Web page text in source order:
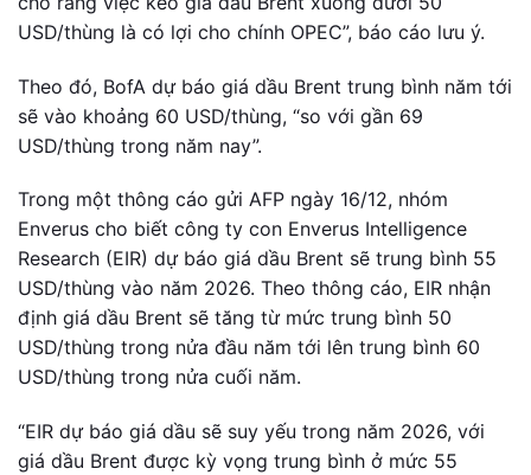
USD/thùng là có lợi cho chính OPEC”, báo cáo lưu ý.
Theo đó, BofA dự báo giá dầu Brent trung bình năm tới
sẽ vào khoảng 60 USD/thùng, “so với gần 69
USD/thùng trong năm nay”.
Trong một thông cáo gửi AFP ngày 16/12, nhóm
Enverus cho biết công ty con Enverus Intelligence
Research (EIR) dự báo giá dầu Brent sẽ trung bình 55
USD/thùng vào năm 2026. Theo thông cáo, EIR nhận
định giá dầu Brent sẽ tăng từ mức trung bình 50
USD/thùng trong nửa đầu năm tới lên trung bình 60
USD/thùng trong nửa cuối năm.
“EIR dự báo giá dầu sẽ suy yếu trong năm 2026, với
giá dầu Brent được kỳ vọng trung bình ở mức 55